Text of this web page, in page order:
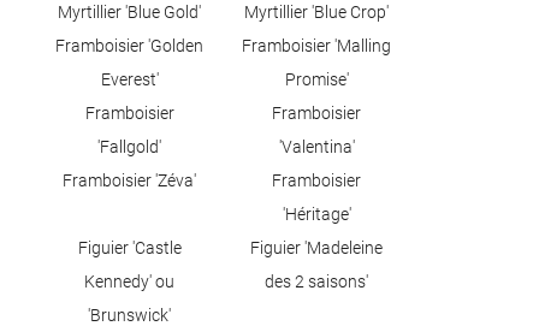
Myrtillier 'Blue Gold'
Myrtillier 'Blue Crop'
Framboisier 'Golden
Everest'
Framboisier 'Malling
Promise'
Framboisier
'Fallgold'
Framboisier
'Valentina'
Framboisier 'Zéva'
Framboisier
'Héritage'
Figuier 'Castle
Kennedy' ou
'Brunswick'
Figuier 'Madeleine
des 2 saisons'